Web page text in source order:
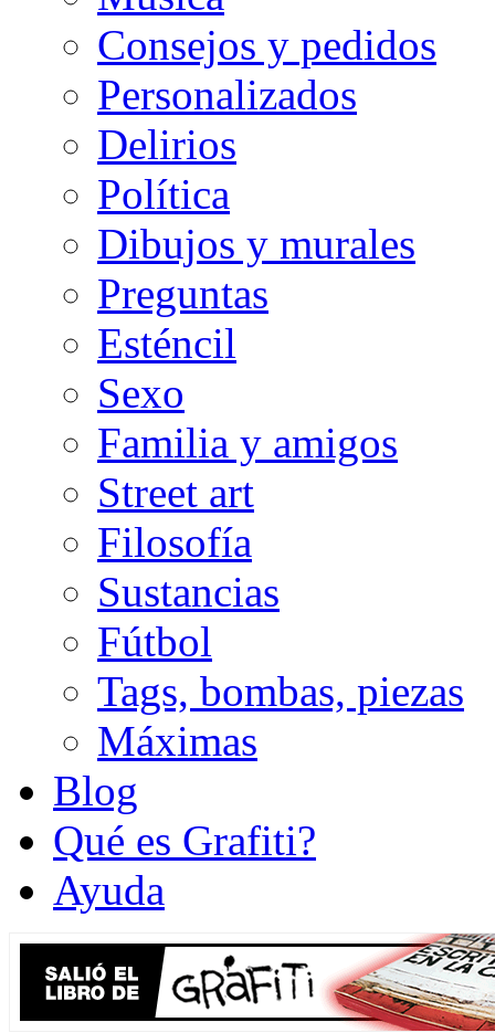
Consejos y pedidos
Personalizados
Delirios
Política
Dibujos y murales
Preguntas
Esténcil
Sexo
Familia y amigos
Street art
Filosofía
Sustancias
Fútbol
Tags, bombas, piezas
Máximas
Blog
Qué es Grafiti?
Ayuda